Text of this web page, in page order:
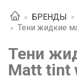
БРЕНДЫ
Тени жидкие
Тени
Matt tint